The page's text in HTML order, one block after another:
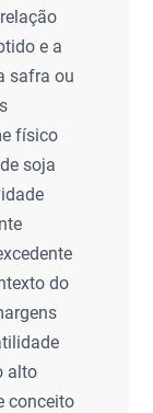
e a
safra ou
físico
soja
do
alto
conceito